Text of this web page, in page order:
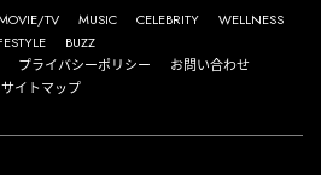
TV MUSIC CELEBRITY
WELLNESS
BUZZ
プライバシーポリシー
お問い合わせ
サイトマップ